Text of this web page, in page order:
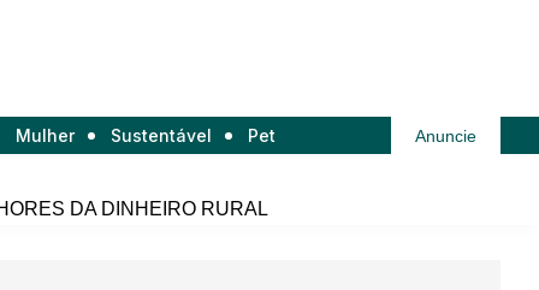
Mulher Sustentável Pet Anuncie
DA DINHEIRO RURAL